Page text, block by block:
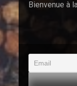
Bienvenue à